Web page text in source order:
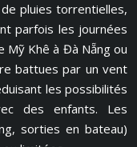
pluies torrentielles,
parfois les journées
Khê à Đà Nẵng ou
battues par un vent
les possibilités
des enfants. Les
sorties en bateau)